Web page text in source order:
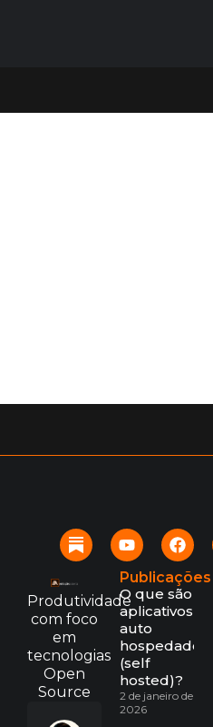
Produtividade
com foco
em
tecnologias
Open
Source
Publicações
O que são
aplicativos
auto
hospedados
(self
hosted)?
2 de janeiro de
2026